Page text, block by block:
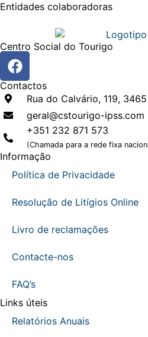
Entidades colaboradoras
Centro Social do Tourigo
Contactos
Rua do Calvário, 119,
geral@cstourigo-ipss.com
+351 232 871 573
(Chamada para a rede fixa
Informação
Política de Privacidade
Resolução de Litígios Online
Livro de reclamações
Contacte-nos
FAQ’s
Links úteis
Relatórios Anuais